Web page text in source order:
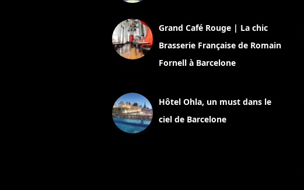
Grand Café Rouge | La chic
Brasserie Française de Romain
Fornell à Barcelone
Hôtel Ohla, un must dans le
ciel de Barcelone